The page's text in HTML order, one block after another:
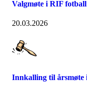
Valgmøte i RIF
20.03.2026
Innkalling til årsmøte